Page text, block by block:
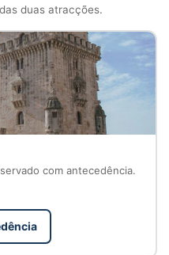
duas atracções.
com antecedência.